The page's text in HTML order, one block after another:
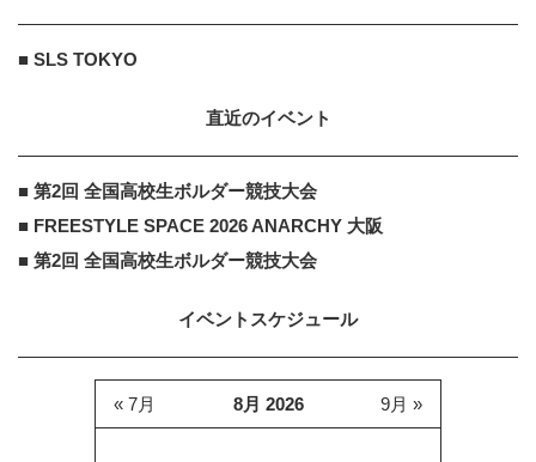
くらしの話題
■ SLS TOKYO
直近のイベント
■ 第2回 全国高校生ボルダー競技大会
■ FREESTYLE SPACE 2026 ANARCHY 大阪
■ 第2回 全国高校生ボルダー競技大会
イベントスケジュール
8月 2026
« 7月 9月 »